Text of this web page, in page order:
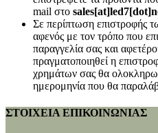
mail στο
Σε περίπτωση επιστροφής
αφενός με τον τρόπο που
παραγγελία σας και
πραγματοποιηθεί η
χρημάτων σας θα
ημερομηνία που θα
ΣΤΟΙΧΕΙΑ ΕΠΙΚΟΙΝΩΝΙΑΣ